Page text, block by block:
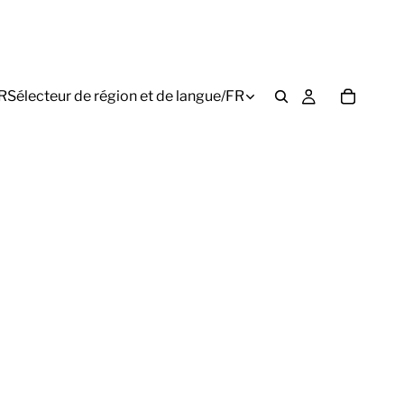
Sélecteur de région et de langue/FR